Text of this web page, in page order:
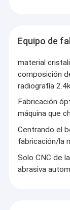
Equipo de
material
composición
radiografía
Fabricación
máquina que
Centrando el
fabricación/la
Solo CNC de
abrasiva